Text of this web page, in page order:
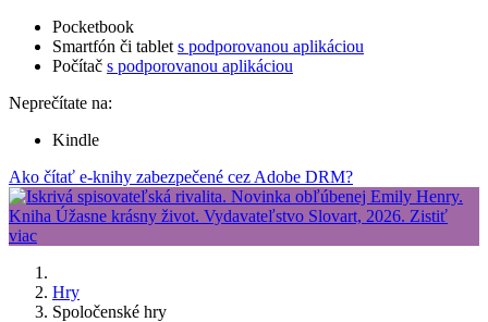
Pocketbook
Smartfón či tablet s podporovanou aplikáciou
Počítač s podporovanou aplikáciou
Neprečítate na:
Kindle
Ako čítať e-knihy zabezpečené cez Adobe DRM?
Hry
Spoločenské hry